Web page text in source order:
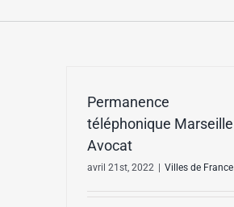
Permanence
téléphonique Marseille
Avocat
avril 21st, 2022 Villes de France